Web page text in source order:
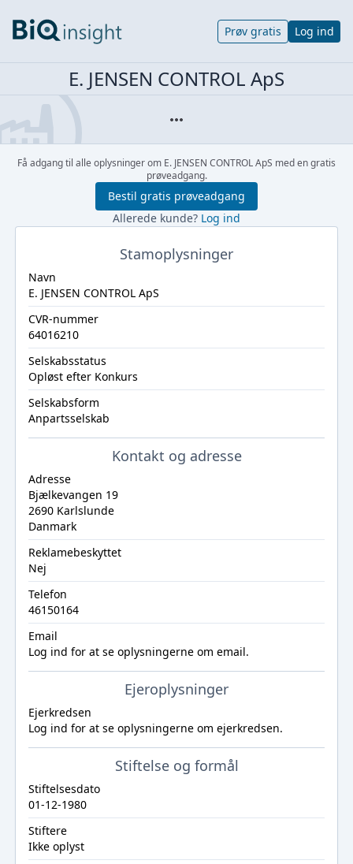
Prøv gratis Log ind
E. JENSEN CONTROL ApS
Få adgang til alle oplysninger om E. JENSEN CONTROL ApS med en gratis
prøveadgang.
Bestil gratis prøveadgang
Allerede kunde? Log ind
Stamoplysninger
Navn
E. JENSEN CONTROL ApS
CVR-nummer
64016210
Selskabsstatus
Opløst efter Konkurs
Selskabsform
Anpartsselskab
Kontakt og adresse
Adresse
Bjælkevangen 19
2690 Karlslunde
Danmark
Reklamebeskyttet
Nej
Telefon
46150164
Email
Log ind for at se oplysningerne om email.
Ejeroplysninger
Ejerkredsen
Log ind for at se oplysningerne om ejerkredsen.
Stiftelse og formål
Stiftelsesdato
01-12-1980
Stiftere
Ikke oplyst